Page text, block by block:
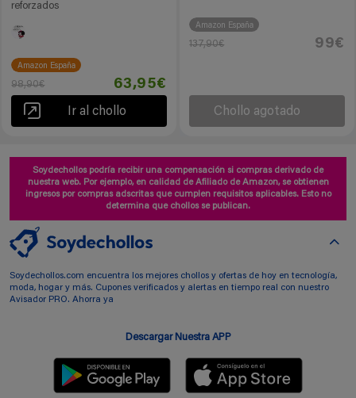
reforzados
Amazon España
98,90€ 63,95€
Ir al chollo
Amazon España
137,90€ 99€
Chollo agotado
Soydechollos podría recibir una compensación si compras derivado de
nuestra web. Por ejemplo, en calidad de Afiliado de Amazon, se obtienen
ingresos por compras adscritas que cumplen requisitos aplicables. Esto no
determina que chollos se publican.
Soydechollos.com encuentra los mejores chollos y ofertas de hoy en tecnología,
moda, hogar y más. Cupones verificados y alertas en tiempo real con nuestro
Avisador PRO. Ahorra ya
Descargar Nuestra APP